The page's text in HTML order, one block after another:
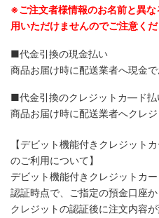
※ご注文者様情報のお名前と異
用いただけませんのでご注意くだ
■代金引換の現金払い
商品お届け時に配送業者へ現金で
■代金引換のクレジットカ―ド払
商品お届け時に配送業者へクレジ
【デビット機能付きクレジット
のご利用について】
デビット機能付きクレジットカ
認証時点で、ご指定の預金口座
クレジットの認証後に注文内容